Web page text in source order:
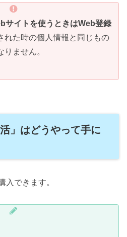
サイトを使うときはWeb登録
れた時の個人情報と同じもの
ません。
」はどうやって手に
入できます。